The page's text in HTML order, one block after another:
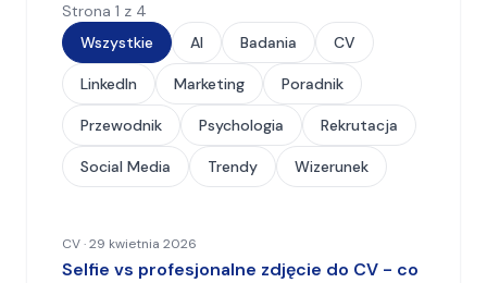
Strona 1 z 4
Wszystkie
AI Badania CV
LinkedIn Marketing Poradnik
Przewodnik Psychologia Rekrutacja
Social Media Trendy Wizerunek
CV·29 kwietnia 2026
Selfie vs profesjonalne zdjęcie do CV - co